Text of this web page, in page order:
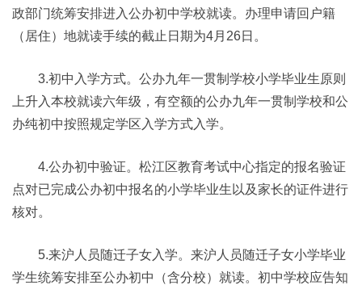
政部门统筹安排进入公办初中学校就读。办理申请回户籍
（居住）地就读手续的截止日期为4月26日。
3.初中入学方式。公办九年一贯制学校小学毕业生原则
上升入本校就读六年级，有空额的公办九年一贯制学校和公
办纯初中按照规定学区入学方式入学。
4.公办初中验证。松江区教育考试中心指定的报名验证
点对已完成公办初中报名的小学毕业生以及家长的证件进行
核对。
5.来沪人员随迁子女入学。来沪人员随迁子女小学毕业
学生统筹安排至公办初中（含分校）就读。初中学校应告知